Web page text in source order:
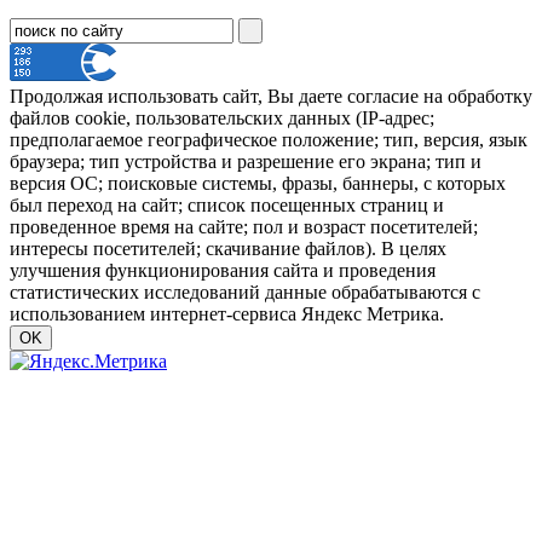
Продолжая использовать сайт, Вы даете согласие на обработку
файлов cookie, пользовательских данных (IP-адрес;
предполагаемое географическое положение; тип, версия, язык
браузера; тип устройства и разрешение его экрана; тип и
версия ОС; поисковые системы, фразы, баннеры, с которых
был переход на сайт; список посещенных страниц и
проведенное время на сайте; пол и возраст посетителей;
интересы посетителей; скачивание файлов). В целях
улучшения функционирования сайта и проведения
статистических исследований данные обрабатываются с
использованием интернет-сервиса Яндекс Метрика.
OK